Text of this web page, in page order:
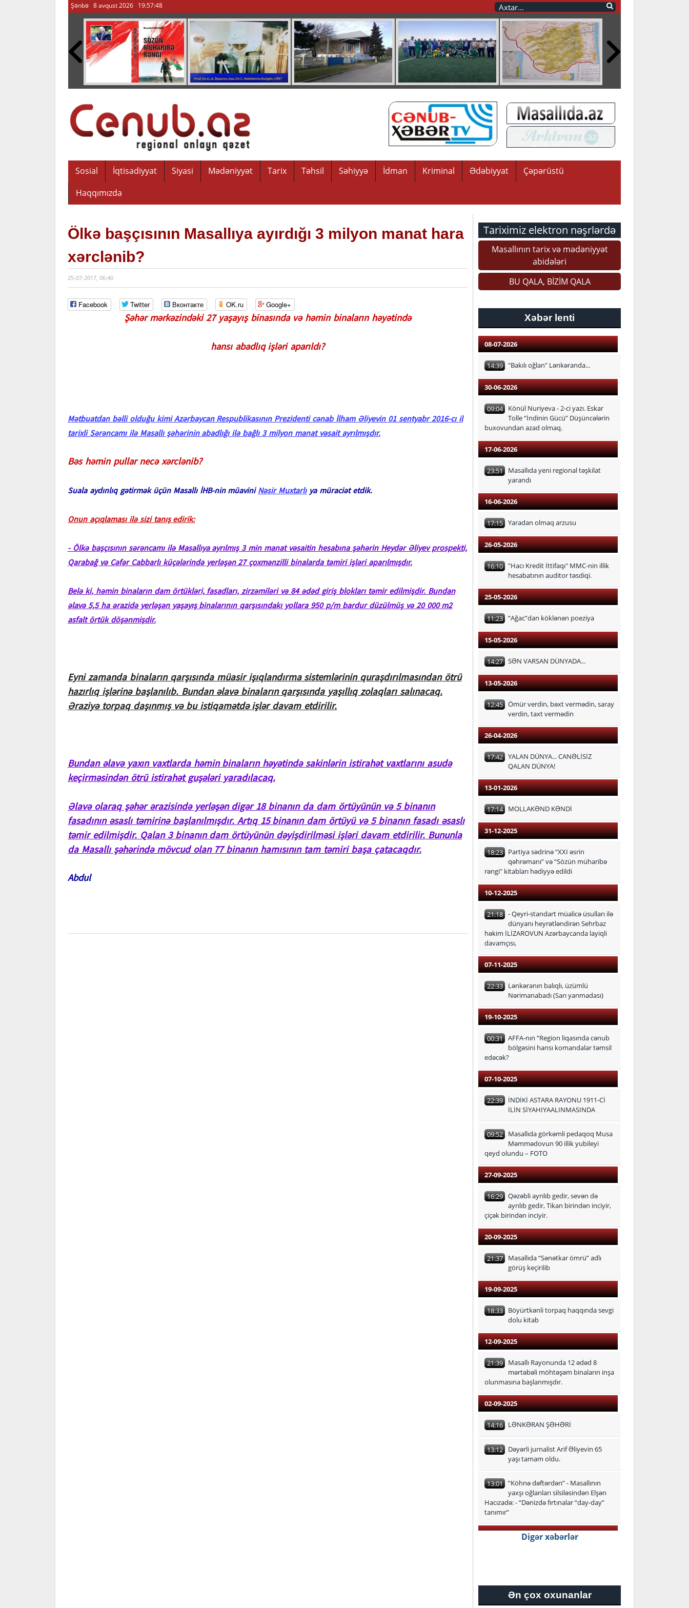
Şənbə 8 avqust 2026 19:57:49
Sosial İqtisadiyyat Siyasi Mədəniyyət Tarix Təhsil Səhiyyə İdman Kriminal Ədəbiyyat
Çəpərüstü
Haqqımızda
Ölkə başçısının Masallıya ayırdığı 3 milyon manat hara
xərclənib?
25-07-2017, 06:40
Facebook Twitter Вконтакте OK.ru Google+
Şəhər mərkəzindəki 27 yaşayış binasında və həmin binaların həyətində
hansı abadlıq işləri aparıldı?
Mətbuatdan bəlli olduğu kimi Azərbaycan Respublikasının Prezidenti cənab İlham Əliyevin 01 sentyabr 2016-cı il
tarixli Sərəncamı ilə Masallı şəhərinin abadlığı ilə bağlı 3 milyon manat vəsait ayrılmışdır.
Bəs həmin pullar necə xərclənib?
Suala aydınlıq gətirmək üçün Masallı İHB-nin müavini Nəsir Muxtarlı ya müraciət etdik.
Onun açıqlaması ilə sizi tanış edirik:
- Ölkə başçısının sərəncamı ilə Masallıya ayrılmış 3 min manat vəsaitin hesabına şəhərin Heydər Əliyev prospekti,
Qarabağ və Cəfər Cabbarlı küçələrində yerləşən 27 çoxmənzilli binalarda təmiri işləri aparılmışdır.
Belə ki, həmin binaların dam örtükləri, fasadları, zirzəmiləri və 84 ədəd giriş blokları təmir edilmişdir. Bundan
əlavə 5,5 ha ərazidə yerləşən yaşayış binalarının qarşısındakı yollara 950 p/m bardur düzülmüş və 20 000 m2
asfalt örtük döşənmişdir.
Eyni zamanda binaların qarşısında müasir işıqlandırma sistemlərinin quraşdırılmasından ötrü
hazırlıq işlərinə başlanılıb. Bundan əlavə binaların qarşısında yaşıllıq zolaqları salınacaq.
Əraziyə torpaq daşınmış və bu istiqamətdə işlər davam etdirilir.
Bundan əlavə yaxın vaxtlarda həmin binaların həyətində sakinlərin istirahət vaxtlarını asudə
keçirməsindən ötrü istirahət guşələri yaradılacaq.
Əlavə olaraq şəhər ərazisində yerləşən digər 18 binanın da dam örtüyünün və 5 binanın
fasadının əsaslı təmirinə başlanılmışdır. Artıq 15 binanın dam örtüyü və 5 binanın fasadı əsaslı
təmir edilmişdir. Qalan 3 binanın dam örtüyünün dəyişdirilməsi işləri davam etdirilir. Bununla
da Masallı şəhərində mövcud olan 77 binanın hamısının tam təmiri başa çatacaqdır.
Abdul
Tariximiz elektron nəşrlərdə
Masallının tarix və mədəniyyət
abidələri
BU QALA, BİZİM QALA
Xəbər lenti
08-07-2026
14:39 "Bakılı oğlan" Lənkəranda...
30-06-2026
09:04
Könül Nuriyeva - 2-ci yazı. Eskar
Tolle “İndinin Gücü” Düşüncələrin
buxovundan azad olmaq.
17-06-2026
23:51
Masallıda yeni regional təşkilat
yarandı
16-06-2026
17:15 Yaradan olmaq arzusu
26-05-2026
16:10 "Hacı Kredit İttifaqı" MMC-nin illik
hesabatının auditor təsdiqi.
25-05-2026
11:23 “Ağac”dan köklənən poeziya
15-05-2026
14:27 SƏN VARSAN DÜNYADA...
13-05-2026
12:45 Ömür verdin, bəxt vermədin, saray
verdin, taxt vermədin
26-04-2026
17:42 YALAN DÜNYA... CANƏLİSİZ
QALAN DÜNYA!
13-01-2026
17:14 MOLLAKƏND KƏNDİ
31-12-2025
18:23
Partiya sədrinə “XXI əsrin
qəhrəmanı” və “Sözün müharibə
rəngi" kitabları hədiyyə edildi
10-12-2025
21:18 - Qeyri-standart müalicə üsulları ilə
dünyanı heyrətləndirən Sehrbaz
həkim İLİZAROVUN Azərbaycanda layiqli
davamçısı,
07-11-2025
22:33
Lənkəranın balıqlı, üzümlü
Nərimanabadı (Sarı yarımadası)
19-10-2025
00:31 AFFA-nın “Region liqasında cənub
bölgəsini hansı komandalar təmsil
edəcək?
07-10-2025
22:39
İNDİKİ ASTARA RAYONU 1911-Cİ
İLİN SİYAHIYAALINMASINDA
09:52
Masallıda görkəmli pedaqoq Musa
Məmmədovun 90 illik yubileyi
qeyd olundu – FOTO
27-09-2025
16:29 Qəzəbli ayrılıb gedir, sevən də
ayrılıb gedir, Tikan birindən inciyir,
çiçək birindən inciyir.
20-09-2025
21:37
Masallıda “Sənətkar ömrü” adlı
görüş keçirilib
19-09-2025
18:33
Böyürtkənli torpaq haqqında sevgi
dolu kitab
12-09-2025
21:39
Masallı Rayonunda 12 ədəd 8
mərtəbəli möhtəşəm binaların inşa
olunmasına başlanmışdır.
02-09-2025
14:16 LƏNKƏRAN ŞƏHƏRİ
13:12
Dəyərli jurnalist Arif Əliyevin 65
yaşı tamam oldu.
13:01 “Köhnə dəftərdən” - Masallının
yaxşı oğlanları silsiləsindən Elşən
Hacızadə: - “Dənizdə fırtınalar “day-day”
tanımır”
29-08-2025
27-08-2025
Digər xəbərlər
Ən çox oxunanlar